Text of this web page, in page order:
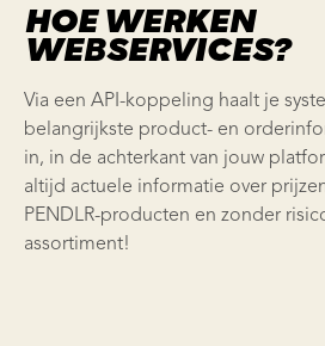
HOE WERKEN
WEBSERVICES?
Via een API-koppeling haalt je
belangrijkste product- en
in, in de achterkant van jouw
altijd actuele informatie over
PENDLR-producten en zonder
assortiment!